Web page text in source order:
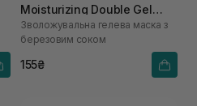
Moisturizing Double Gel
Mask 23 мл
Зволожувальна гелева маска з
березовим соком
155₴